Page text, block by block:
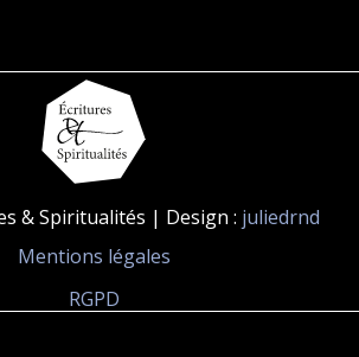
& Spiritualités | Design : juliedrnd
Mentions légales
RGPD